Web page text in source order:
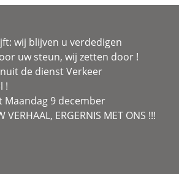
wij blijven u verdedigen
uw steun, wij zetten door !
de dienst Verkeer
!
Maandag 9 december
VERHAAL, ERGERNIS MET ONS !!!